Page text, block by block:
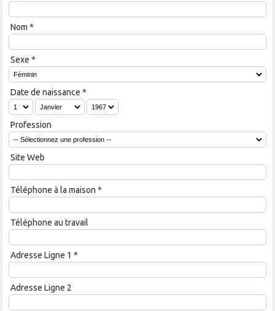
Nom *
Sexe *
Date de naissance *
Profession
Site Web
Téléphone à la maison *
Téléphone au travail
Adresse Ligne 1 *
Adresse Ligne 2